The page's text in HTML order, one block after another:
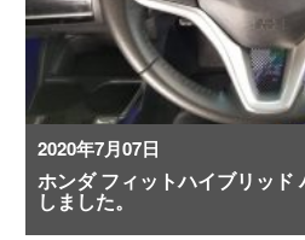
2020年7月07日
ホンダ フィットハイブリッド
しました。